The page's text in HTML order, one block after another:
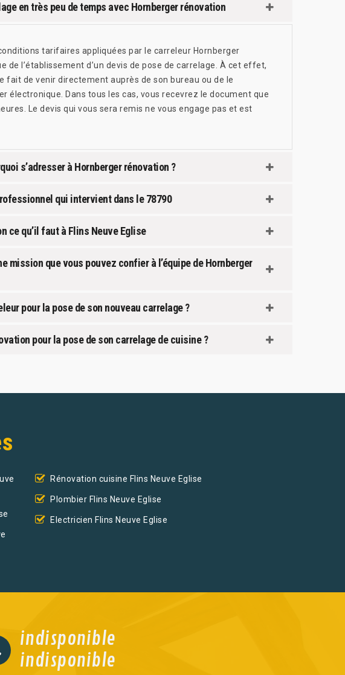
en très peu de temps avec Hornberger rénovation
tarifaires appliquées par le carreleur Hornberger
de l’établissement d’un devis de pose de carrelage. À cet effet,
fait de venir directement auprès de son bureau ou de le
électronique. Dans tous les cas, vous recevrez le document que
Le devis qui vous sera remis ne vous engage pas et est
s’adresser à Hornberger rénovation ?
qui intervient dans le 78790
ce qu’il faut à Flins Neuve Eglise
mission que vous pouvez confier à l’équipe de Hornberger
pour la pose de son nouveau carrelage ?
pour la pose de son carrelage de cuisine ?
Rénovation cuisine Flins Neuve Eglise
Plombier Flins Neuve Eglise
Electricien Flins Neuve Eglise
indisponible
indisponible